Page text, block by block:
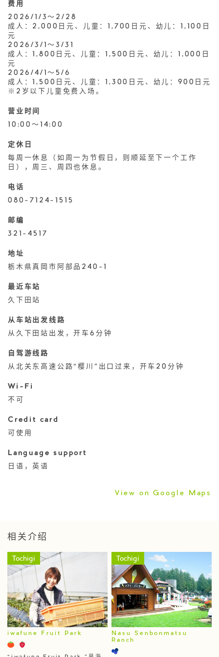
费用
2026/1/3～2/28
成人：2,000日元、儿童：1,700日元、幼儿：1,100日
元
2026/3/1～3/31
成人：1,800日元、儿童：1,500日元、幼儿：1,000日
元
2026/4/1～5/6
成人：1,500日元、儿童：1,300日元、幼儿：900日元
※2岁以下儿童免费入场。
营业时间
10:00〜14:00
定休日
每周一休息（如周一为节假日，则顺延至下一个工作
日），周三、周四也休息。
电话
080-7124-1515
邮编
321-4517
地址
栃木県真岡市阿部品240-1
最近车站
久下田站
从车站出发线路
从久下田站出发，开车6分钟
自驾游线路
从北关东高速公路“樱川”出口过来，开车20分钟
Wi-Fi
不可
Credit card
可使用
Language support
日语，英语
View on Google Maps
相关介绍
Tochigi
iwafune Fruit Park
Tochigi
Nasu Senbonmatsu
Ranch